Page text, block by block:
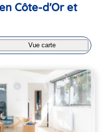
Côte-d'Or et
Vue carte